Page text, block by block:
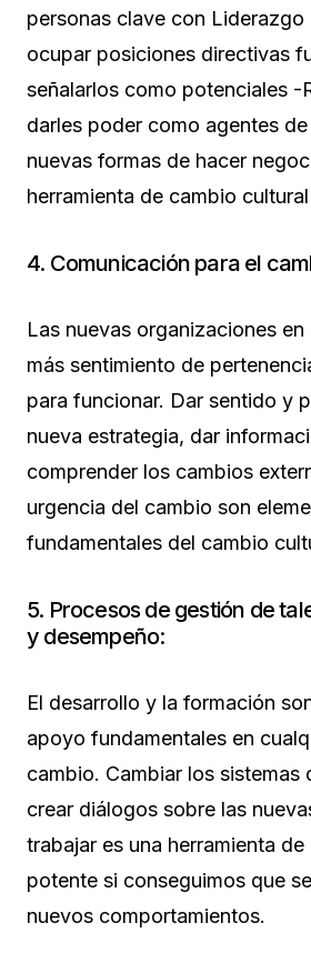
personas clave con Liderazgo
ocupar posiciones directivas
señalarlos como potenciales -
darles poder como agentes
nuevas formas de hacer
herramienta de cambio
4. Comunicación para el
Las nuevas organizaciones
más sentimiento de
para funcionar. Dar sentido y
nueva estrategia, dar
comprender los cambios
urgencia del cambio son
fundamentales del cambio
5. Procesos de gestión de
y desempeño:
El desarrollo y la formación
apoyo fundamentales en
cambio. Cambiar los sistemas
crear diálogos sobre las
trabajar es una herramienta
potente si conseguimos que
nuevos comportamientos.